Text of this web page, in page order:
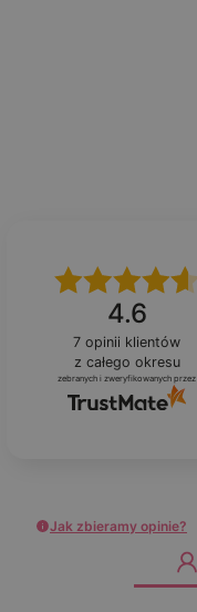
4.6
7 opinii klientów
z całego okresu
zebranych i zweryfikowanych przez
Jak zbieramy opinie?